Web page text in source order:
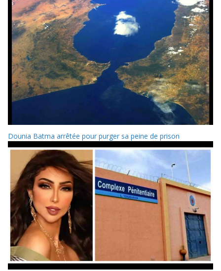
Dounia Batma arrêtée pour purger sa peine de prison